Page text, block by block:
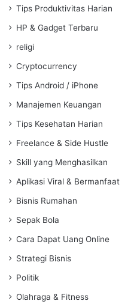
Tips Produktivitas Harian
HP & Gadget Terbaru
religi
Cryptocurrency
Tips Android / iPhone
Manajemen Keuangan
Tips Kesehatan Harian
Freelance & Side Hustle
Skill yang Menghasilkan
Aplikasi Viral & Bermanfaat
Bisnis Rumahan
Sepak Bola
Cara Dapat Uang Online
Strategi Bisnis
Politik
Olahraga & Fitness